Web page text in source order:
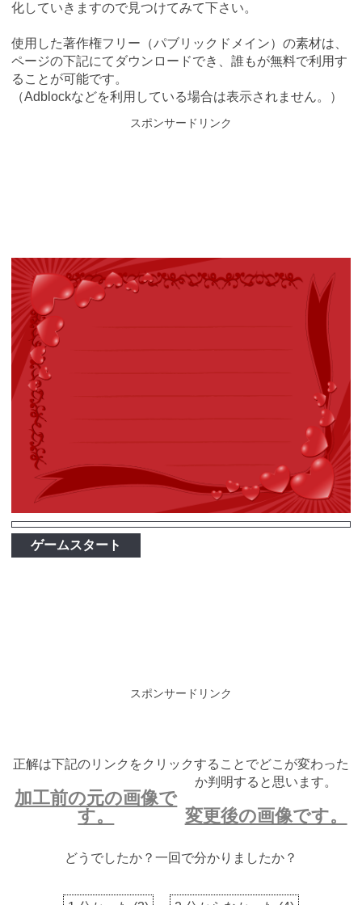
化していきますので見つけてみて下さい。
使用した著作権フリー（パブリックドメイン）の素材は、
ページの下記にてダウンロードでき、誰もが無料で利用す
ることが可能です。
（Adblockなどを利用している場合は表示されません。）
スポンサードリンク
ゲームスタート
スポンサードリンク
正解は下記のリンクをクリックすることでどこが変わった
か判明すると思います。
加工前の元の画像で
す。
変更後の画像です。
どうでしたか？一回で分かりましたか？